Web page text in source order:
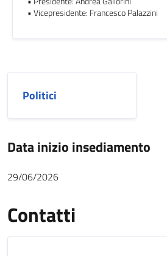
• Vicepresidente: Francesco Palazzini
Politici
Data inizio insediamento
29/06/2026
Contatti